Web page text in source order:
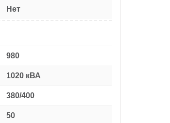
Нет
980
1020 кВА
380/400
50